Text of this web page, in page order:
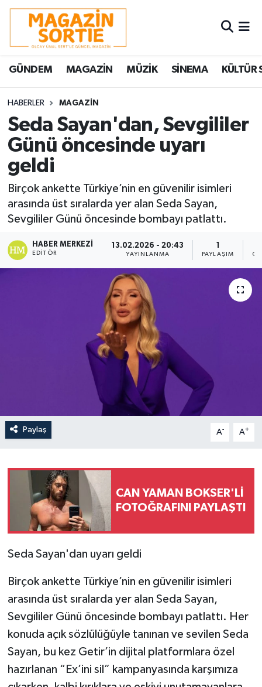
GÜNDEM MAGAZİN MÜZİK SİNEMA KÜLTÜR
HABERLER MAGAZİN
Seda Sayan'dan, Sevgililer
Günü öncesinde uyarı
geldi
Birçok ankette Türkiye’nin en güvenilir isimleri
arasında üst sıralarda yer alan Seda Sayan,
Sevgililer Günü öncesinde bombayı patlattı.
HABER MERKEZI
EDITÖR
13.02.2026 - 20:43
YAYINLANMA PAYLAŞIM
Paylaş A- A+
CAN YAMAN BOKSER'Lİ
FOTOĞRAFINI PAYLAŞTI
Seda Sayan'dan uyarı geldi
Birçok ankette Türkiye’nin en güvenilir isimleri
arasında üst sıralarda yer alan Seda Sayan,
Sevgililer Günü öncesinde bombayı patlattı. Her
konuda açık sözlülüğüyle tanınan ve sevilen Seda
Sayan, bu kez Getir’in dijital platformlara özel
hazırlanan “Ex’ini sil” kampanyasında karşımıza
Nöbetçi Eczaneler
Hava Durumu
Trafik Durumu
Süper Lig Puan Durumu ve Fikstür
Tüm Manşetler
Son Dakika Haberleri
Haber Arşivi